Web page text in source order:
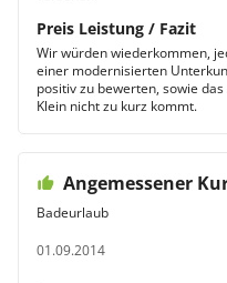
Preis Leistung / Fazit
Wir würden wiederkommen,
einer modernisierten
positiv zu bewerten, sowie
Klein nicht zu kurz kommt.
Angemessener
Badeurlaub
01.09.2014